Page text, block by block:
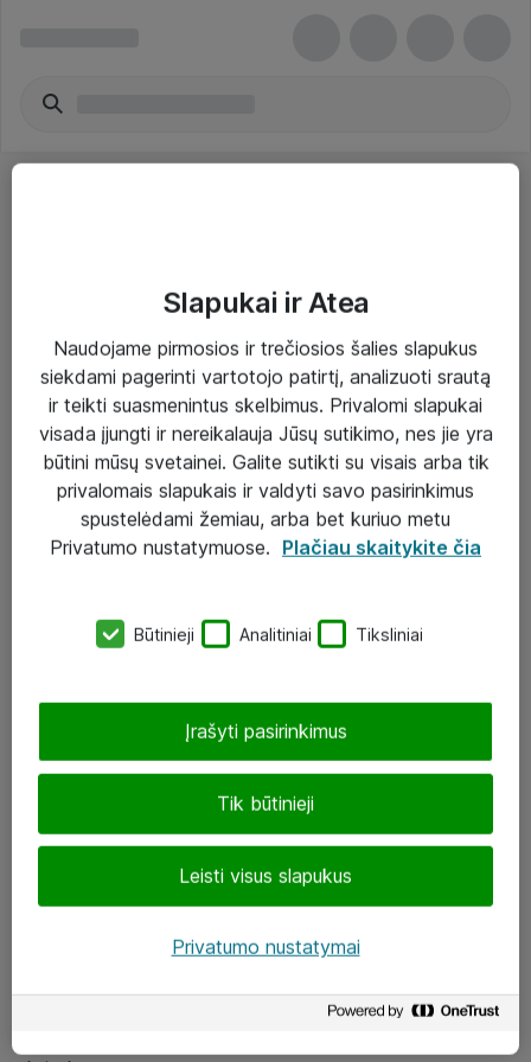
Paslaugos
Sprendimai
Įgyvendinti projektai
Atea ekspertų patarimai verslui
eShop@atea.lt
LinkedIn
Slapukai ir Atea
Naudojame pirmosios ir trečiosios šalies slapukus
siekdami pagerinti vartotojo patirtį, analizuoti srautą
ir teikti suasmenintus skelbimus. Privalomi slapukai
visada įjungti ir nereikalauja Jūsų sutikimo, nes jie yra
būtini mūsų svetainei. Galite sutikti su visais arba tik
privalomais slapukais ir valdyti savo pasirinkimus
spustelėdami žemiau, arba bet kuriuo metu
Privatumo nustatymuose. Plačiau skaitykite čia
Būtinieji Analitiniai Tiksliniai
Tik būtinieji
Leisti visus slapukus
Įrašyti pasirinkimus
Privatumo nustatymai